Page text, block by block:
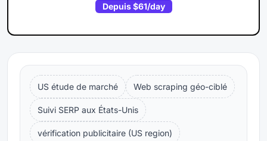
Depuis$61/day
US étude de marché Web scraping géo-ciblé
Suivi SERP aux États-Unis
vérification publicitaire (US region)